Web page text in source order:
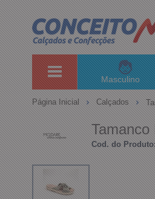
Masculino
Página Inicial Calçados
Tamanco
Cod. do